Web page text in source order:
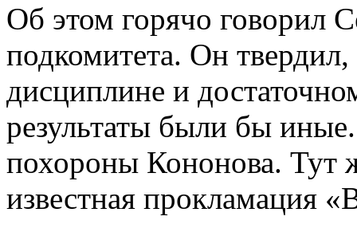
Об этом горячо говорил
подкомитета. Он
дисциплине и
результаты были бы
похороны Кононова. Тут
известная прокламация